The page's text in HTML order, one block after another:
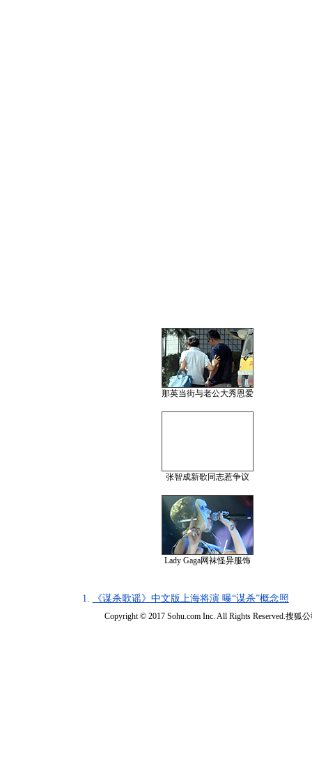
那英当街与老公大秀恩爱
张智成新歌同志惹争议
Lady Gaga网袜怪异服饰
1. 《谋杀歌谣》中文版上海将演 曝“谋杀”概念照
Copyright © 2017 Sohu.com Inc. All Rights Reserved.搜狐